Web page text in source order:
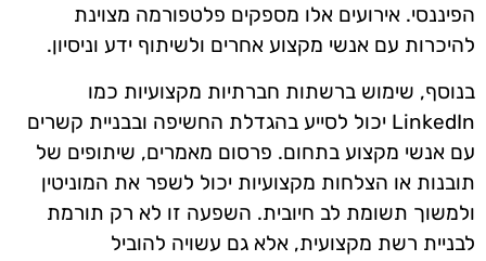
הפיננסי. אירועים אלו מספקים פלטפורמה מצוינת
להיכרות עם אנשי מקצוע אחרים ולשיתוף ידע וניסיון.
בנוסף, שימוש ברשתות חברתיות מקצועיות כמו
LinkedIn יכול לסייע בהגדלת החשיפה ובבניית קשרים
עם אנשי מקצוע בתחום. פרסום מאמרים, שיתופים של
תובנות או הצלחות מקצועיות יכול לשפר את המוניטין
ולמשוך תשומת לב חיובית. השפעה זו לא רק תורמת
לבניית רשת מקצועית, אלא גם עשויה להוביל